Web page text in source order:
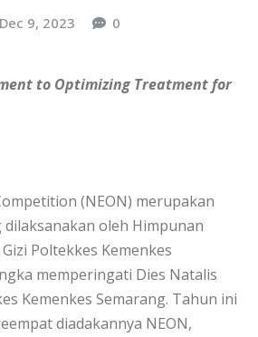
Dec 9, 2023 0
to Optimizing Treatment for
(NEON) merupakan
oleh Himpunan
Poltekkes Kemenkes
memperingati Dies Natalis
Kemenkes Semarang. Tahun ini
diadakannya NEON,